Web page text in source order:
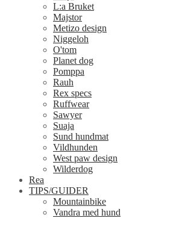
L:a Bruket
Majstor
Metizo design
Niggeloh
O'tom
Planet dog
Pomppa
Rauh
Rex specs
Ruffwear
Sawyer
Suaja
Sund hundmat
Vildhunden
West paw design
Wilderdog
Rea
TIPS/GUIDER
Mountainbike
Vandra med hund